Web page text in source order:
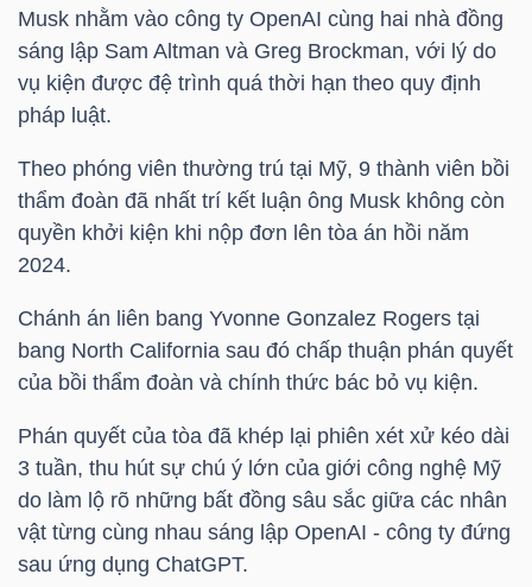
Musk nhằm vào công ty OpenAI cùng hai nhà đồng
sáng lập Sam Altman và Greg Brockman, với lý do
vụ kiện được đệ trình quá thời hạn theo quy định
pháp luật.
Theo phóng viên thường trú tại Mỹ, 9 thành viên bồi
thẩm đoàn đã nhất trí kết luận ông Musk không còn
quyền khởi kiện khi nộp đơn lên tòa án hồi năm
2024.
Chánh án liên bang Yvonne Gonzalez Rogers tại
bang North California sau đó chấp thuận phán quyết
của bồi thẩm đoàn và chính thức bác bỏ vụ kiện.
Phán quyết của tòa đã khép lại phiên xét xử kéo dài
3 tuần, thu hút sự chú ý lớn của giới công nghệ Mỹ
do làm lộ rõ những bất đồng sâu sắc giữa các nhân
vật từng cùng nhau sáng lập OpenAI - công ty đứng
sau ứng dụng ChatGPT.
THẾ
GIỚI
ĐÔNG
DƯƠNG
TÀI
CÁ
NHÂN
PHÂN